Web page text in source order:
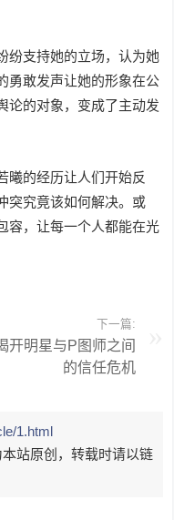
纷支持她的立场，认为她
勇敢发声让她的形象在公
论的对象，变成了主动发
曦的经历让人们开始反
突究竟该如何解决。或
容，让每一个人都能在光
下一篇:
开明星与P图师之间
的信任危机
1.html
站原创，转载时请以链